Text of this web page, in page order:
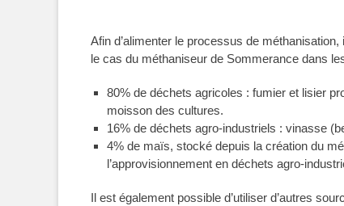
Afin d’alimenter le processus de
le cas du méthaniseur de Sommerance dans
80% de déchets agricoles : fumier et lisier
moisson des cultures.
16% de déchets agro-industriels : vinasse
4% de maïs, stocké depuis la création du
l’approvisionnement en déchets agro-
Il est également possible d’utiliser d’autres